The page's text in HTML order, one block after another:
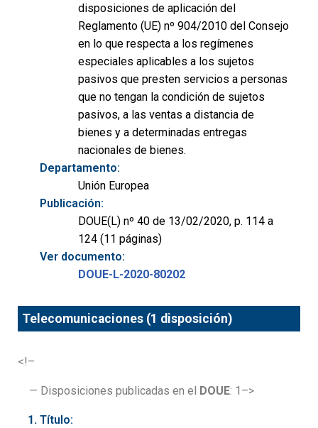
disposiciones de aplicación del
Reglamento (UE) nº 904/2010 del Consejo
en lo que respecta a los regímenes
especiales aplicables a los sujetos
pasivos que presten servicios a personas
que no tengan la condición de sujetos
pasivos, a las ventas a distancia de
bienes y a determinadas entregas
nacionales de bienes.
Departamento:
Unión Europea
Publicación:
DOUE(L) nº 40 de 13/02/2020, p. 114 a
124 (11 páginas)
Ver documento:
DOUE-L-2020-80202
Telecomunicaciones (1 disposición)
<!–
— Disposiciones publicadas en el DOUE: 1–>
Título: